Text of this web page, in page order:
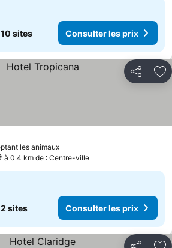
10 sites Consulter les prix
Partager
les animaux
à 0.4 km de : Centre-ville
2 sites Consulter les prix